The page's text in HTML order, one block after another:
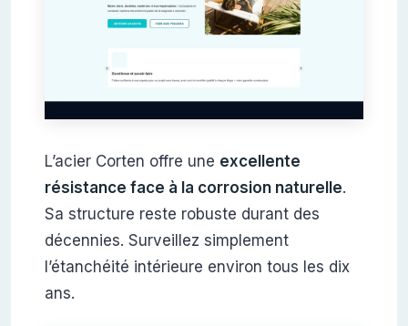
L’acier Corten offre une excellente
résistance face à la corrosion naturelle.
Sa structure reste robuste durant des
décennies. Surveillez simplement
l’étanchéité intérieure environ tous les dix
ans.